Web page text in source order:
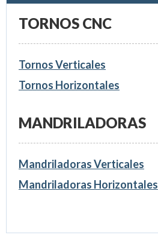
TORNOS CNC
Tornos Verticales
Tornos Horizontales
MANDRILADORAS
Mandriladoras Verticales
Mandriladoras Horizontales